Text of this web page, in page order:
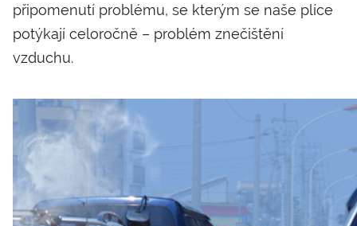
připomenutí problému, se kterým se naše plíce
potýkají celoročně – problém znečištění
vzduchu.